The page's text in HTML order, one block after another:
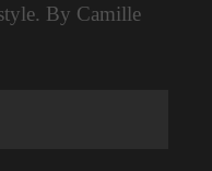
By Camille